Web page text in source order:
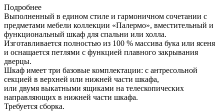
Подробнее
Выполненный в едином стиле и гармоничном сочетании с
предметами мебели коллекции «Палермо», вместительный и
функциональный шкаф для спальни или холла.
Изготавливается полностью из 100 % массива бука или ясеня
и оснащается петлями с функцией плавного закрывания
дверцы.
Шкаф имеет три базовые комплектации: c антресольной
секцией в верхней или нижней части шкафа,
или двумя выкатными ящиками на телескопических
направляющих в нижней части шкафа.
Требуется сборка.